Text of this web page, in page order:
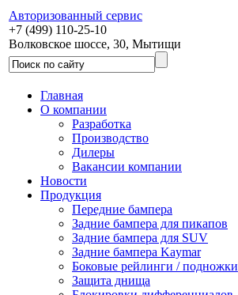
Авторизованный сервис
+7 (499) 110-25-10
Волковское шоссе, 30, Мытищи
Главная
О компании
Разработка
Производство
Дилеры
Вакансии компании
Новости
Продукция
Передние бампера
Задние бампера для пикапов
Задние бампера для SUV
Задние бампера Kaymar
Боковые рейлинги / подножки
Защита днища